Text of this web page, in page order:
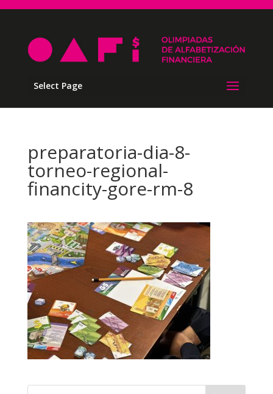
Select Page
preparatoria-dia-8-
torneo-regional-
financity-gore-rm-8